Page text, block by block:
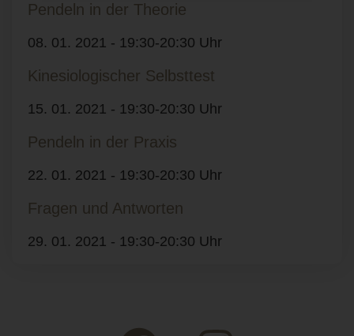
Pendeln in der Theorie
08. 01. 2021 - 19:30-20:30 Uhr
Kinesiologischer Selbsttest
15. 01. 2021 - 19:30-20:30 Uhr
Pendeln in der Praxis
22. 01. 2021 - 19:30-20:30 Uhr
Fragen und Antworten
29. 01. 2021 - 19:30-20:30 Uhr